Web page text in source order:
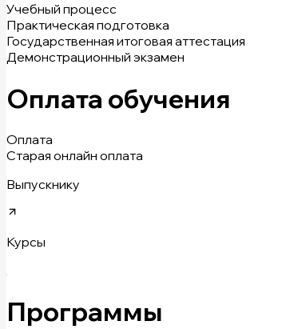
Учебный процесс
Практическая подготовка
Государственная итоговая аттестация
Демонстрационный экзамен
Оплата обучения
Оплата
Старая онлайн оплата
Выпускнику
Курсы
Программы